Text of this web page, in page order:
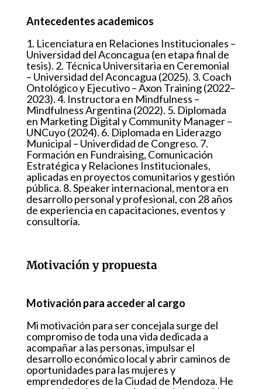
Antecedentes academicos
1. Licenciatura en Relaciones Institucionales –
Universidad del Aconcagua (en etapa final de
tesis). 2. Técnica Universitaria en Ceremonial
– Universidad del Aconcagua (2025). 3. Coach
Ontológico y Ejecutivo – Axon Training (2022–
2023). 4. Instructora en Mindfulness –
Mindfulness Argentina (2022). 5. Diplomada
en Marketing Digital y Community Manager –
UNCuyo (2024). 6. Diplomada en Liderazgo
Municipal – Univerdidad de Congreso. 7.
Formación en Fundraising, Comunicación
Estratégica y Relaciones Institucionales,
aplicadas en proyectos comunitarios y gestión
pública. 8. Speaker internacional, mentora en
desarrollo personal y profesional, con 28 años
de experiencia en capacitaciones, eventos y
consultoría.
Motivación y propuesta
Motivación para acceder al cargo
Mi motivación para ser concejala surge del
compromiso de toda una vida dedicada a
acompañar a las personas, impulsar el
desarrollo económico local y abrir caminos de
oportunidades para las mujeres y
emprendedores de la Ciudad de Mendoza. He